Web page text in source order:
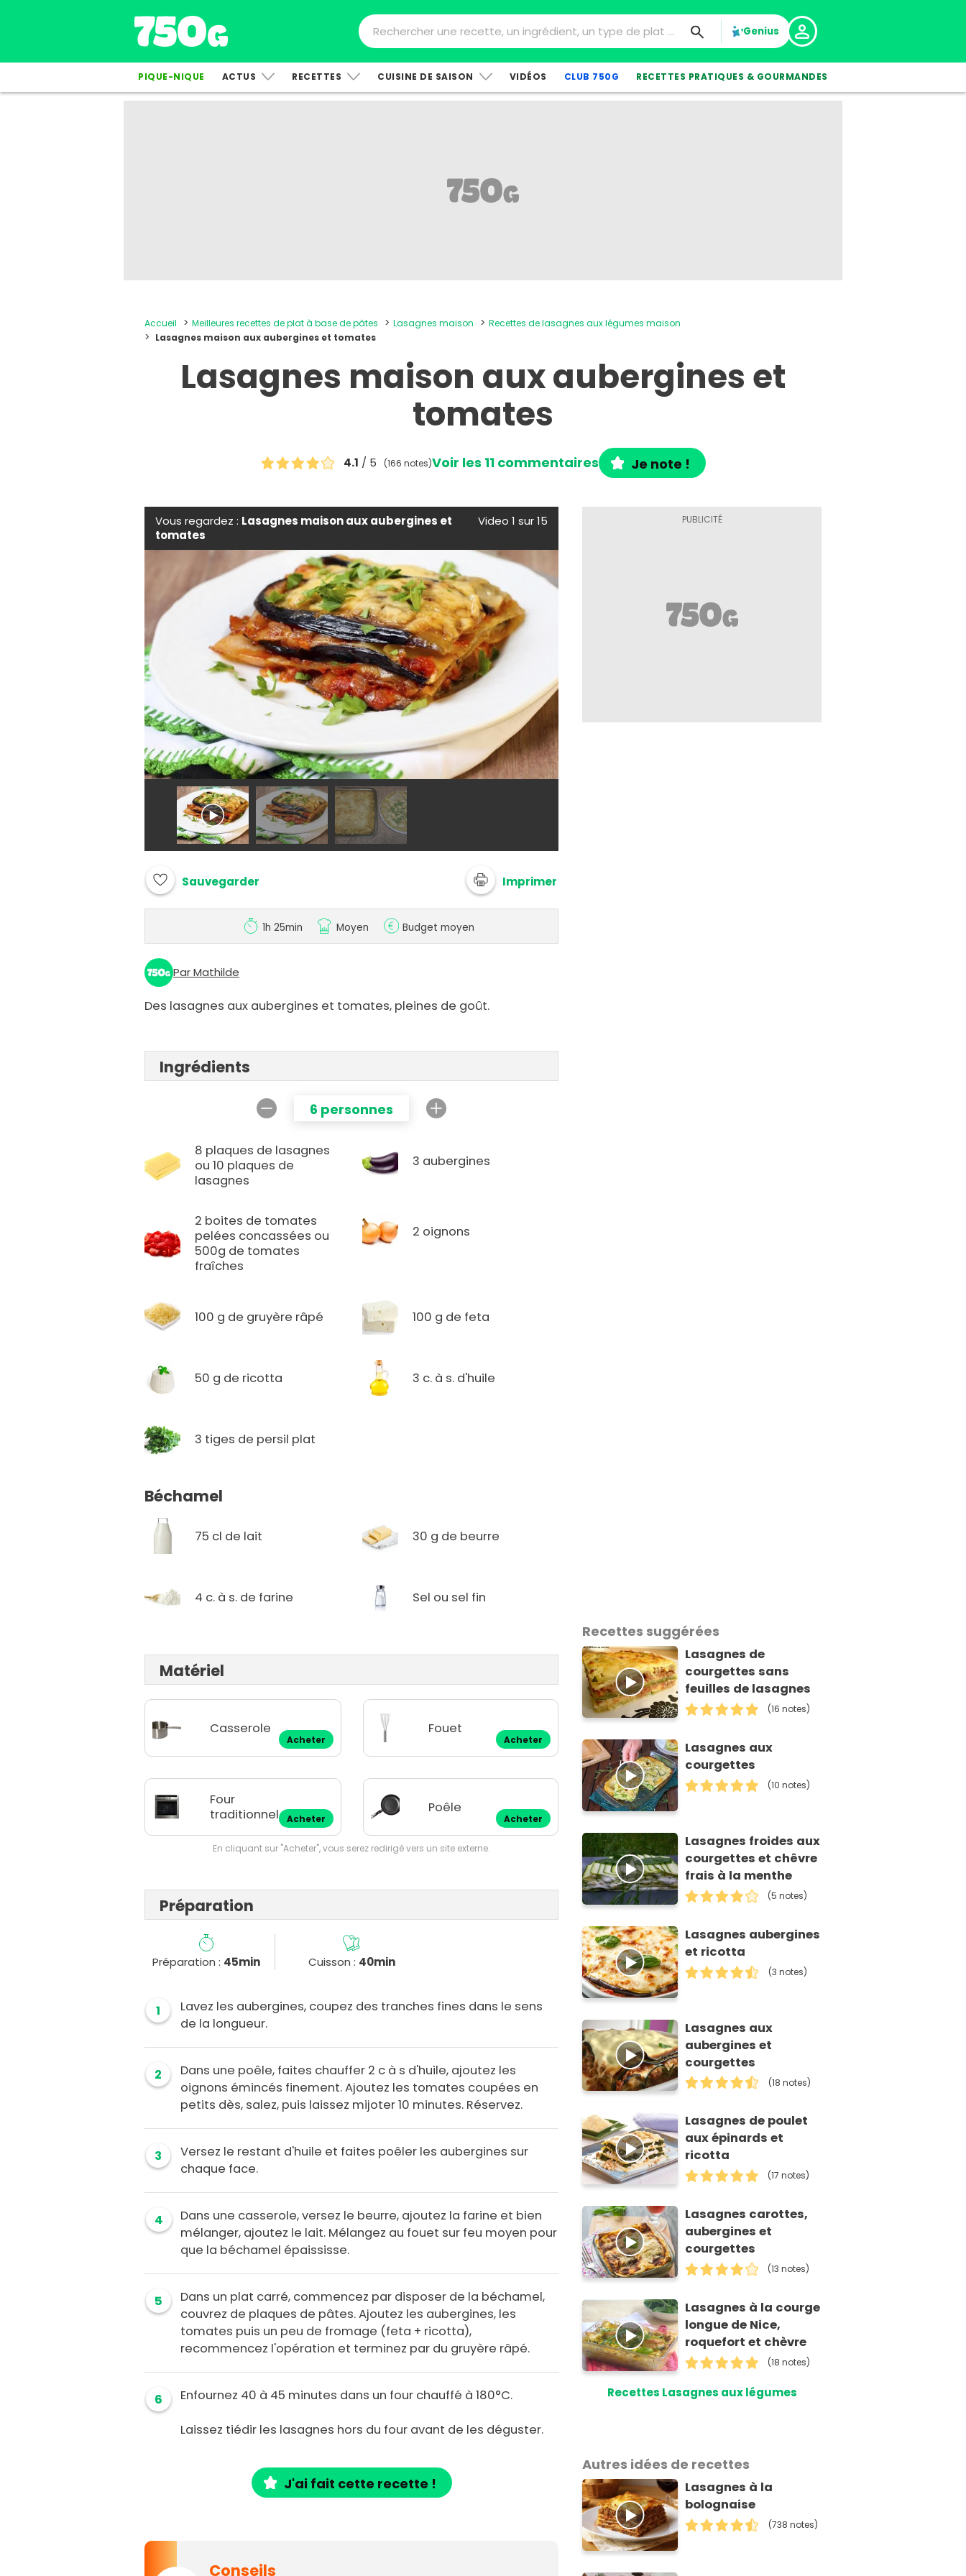
Genius
PIQUE-NIQUE ACTUS RECETTES CUISINE DE SAISON VIDÉOS CLUB 750G RECETTES PRATIQUES & GOURMANDES
Accueil Meilleures recettes de plat à base de pâtes Lasagnes maison
Recettes de lasagnes aux légumes maison
Lasagnes maison aux aubergines et tomates
Lasagnes maison aux aubergines et
tomates
4.1 / 5 (166 notes)Voir les 11 commentaires Je note !
Vous regardez : Lasagnes maison aux aubergines et
tomates
Video 1 sur 15
Sauvegarder Imprimer
1h 25min Moyen Budget moyen
Par Mathilde
Des lasagnes aux aubergines et tomates, pleines de goût.
Ingrédients
6 personnes
8 plaques de lasagnes
ou 10 plaques de
lasagnes
3 aubergines
2 boites de tomates
pelées concassées ou
500g de tomates
fraîches
2 oignons
100 g de gruyère râpé 100 g de feta
50 g de ricotta 3 c. à s. d'huile
3 tiges de persil plat
Béchamel
75 cl de lait 30 g de beurre
4 c. à s. de farine Sel ou sel fin
Matériel
Casserole
Acheter
Fouet
Acheter
Four
traditionnel
Acheter
Poêle
Acheter
En cliquant sur "Acheter", vous serez redirigé vers un site externe.
Préparation
Préparation : 45min Cuisson : 40min
1
Lavez les aubergines, coupez des tranches fines dans le sens
de la longueur.
2
Dans une poêle, faites chauffer 2 c à s d'huile, ajoutez les
oignons émincés finement. Ajoutez les tomates coupées en
petits dès, salez, puis laissez mijoter 10 minutes. Réservez.
3
Versez le restant d'huile et faites poêler les aubergines sur
chaque face.
4
Dans une casserole, versez le beurre, ajoutez la farine et bien
mélanger, ajoutez le lait. Mélangez au fouet sur feu moyen pour
que la béchamel épaississe.
5
Dans un plat carré, commencez par disposer de la béchamel,
couvrez de plaques de pâtes. Ajoutez les aubergines, les
tomates puis un peu de fromage (feta + ricotta),
recommencez l'opération et terminez par du gruyère râpé.
6 Enfournez 40 à 45 minutes dans un four chauffé à 180°C.
Laissez tiédir les lasagnes hors du four avant de les déguster.
J'ai fait cette recette !
Conseils
Recettes suggérées
Lasagnes de
courgettes sans
feuilles de lasagnes
(16 notes)
Lasagnes aux
courgettes
(10 notes)
Lasagnes froides aux
courgettes et chêvre
frais à la menthe
(5 notes)
Lasagnes aubergines
et ricotta
(3 notes)
Lasagnes aux
aubergines et
courgettes
(18 notes)
Lasagnes de poulet
aux épinards et
ricotta
(17 notes)
Lasagnes carottes,
aubergines et
courgettes
(13 notes)
Lasagnes à la courge
longue de Nice,
roquefort et chèvre
(18 notes)
Recettes Lasagnes aux légumes
Autres idées de recettes
Lasagnes à la
bolognaise
(738 notes)